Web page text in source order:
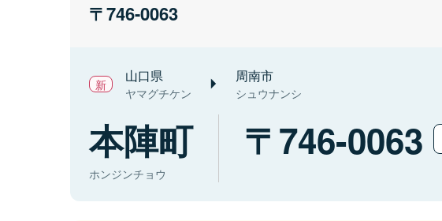
746-0063
山口県
ヤマグチケン
周南市
シュウナンシ
本陣町
ホンジンチョウ
746-0063